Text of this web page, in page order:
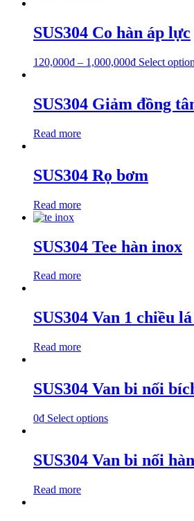
SUS304 Co hàn áp lực
120,000₫ – 1,000,000₫ Select
SUS304 Giảm đồng
Read more
SUS304 Rọ bơm
Read more
SUS304 Tee hàn inox
Read more
SUS304 Van 1 chiều
Read more
SUS304 Van bi nối
0₫ Select options
SUS304 Van bi nối hàn
Read more